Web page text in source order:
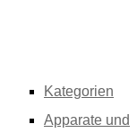
Kategorien
Apparate und